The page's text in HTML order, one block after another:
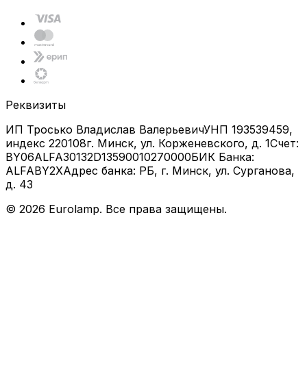
Реквизиты
ИП Тросько Владислав ВалерьевичУНП 193539459,
индекс 220108г. Минск, ул. Корженевского, д. 1Счет:
BY06ALFA30132D13590010270000БИК Банка:
ALFABY2XАдрес банка: РБ, г. Минск, ул. Сурганова,
д. 43
© 2026 Eurolamp. Все права защищены.